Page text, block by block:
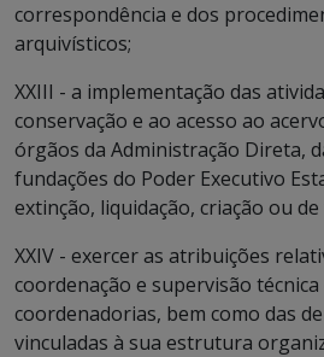
correspondência e dos
arquivísticos;
XXIII - a implementação das
conservação e ao acesso ao
órgãos da Administração Direta,
fundações do Poder Executivo
extinção, liquidação, criação ou
XXIV - exercer as atribuições
coordenação e supervisão
coordenadorias, bem como das
vinculadas à sua estrutura